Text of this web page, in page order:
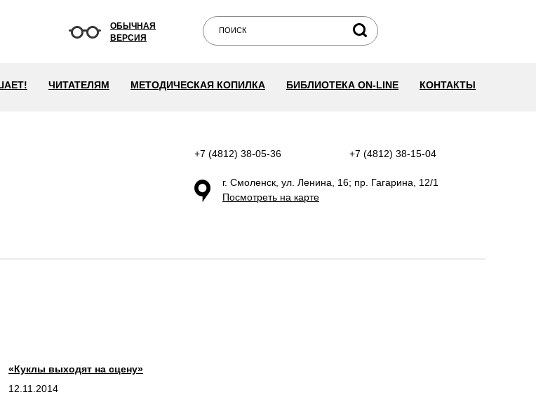
ОБЫЧНАЯ
ВЕРСИЯ
ЧИТАТЕЛЯМ МЕТОДИЧЕСКАЯ КОПИЛКА БИБЛИОТЕКА ON-LINE КОНТАКТЫ
+7 (4812) 38-05-36 +7 (4812) 38-15-04
г. Смоленск, ул. Ленина, 16; пр. Гагарина, 12/1
Посмотреть на карте
«Куклы выходят на сцену»
12.11.2014